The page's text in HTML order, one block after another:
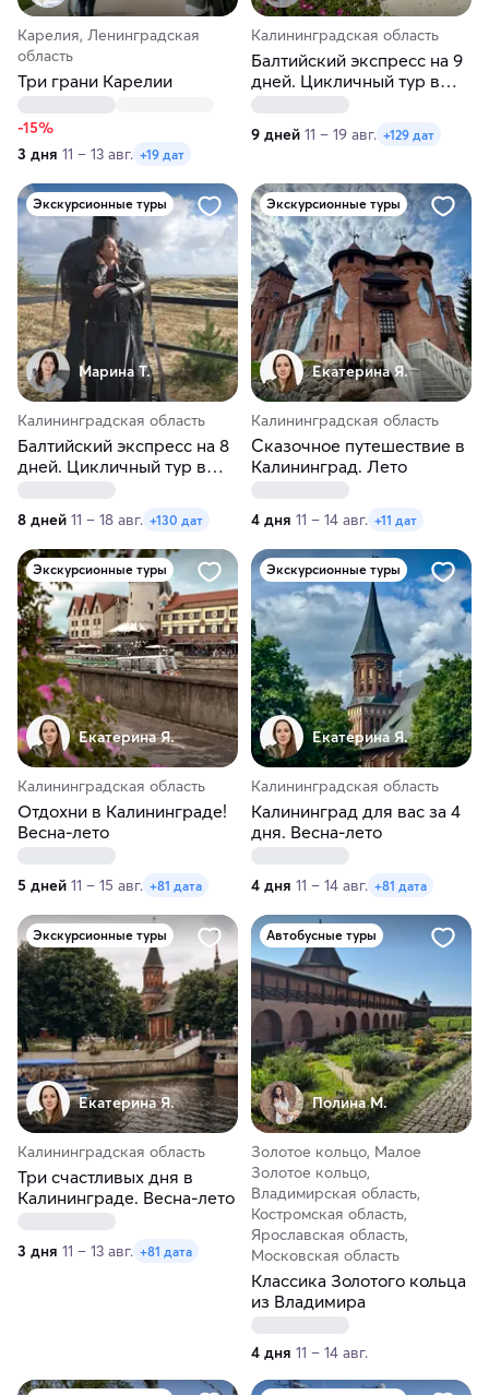
Карелия, Ленинградская
область
Три грани Карелии
-15%
3 дня 11 – 13 авг. +19 дат
Калининградская область
Балтийский экспресс на 9
дней. Цикличный тур в
9 дней 11 – 19 авг. +129 дат
Экскурсионные туры
Марина Т.
Калининградская область
Балтийский экспресс на 8
дней. Цикличный тур в
8 дней 11 – 18 авг. +130 дат
Экскурсионные туры
Екатерина Я.
Калининградская область
Сказочное путешествие в
Калининград. Лето
4 дня 11 – 14 авг. +11 дат
Экскурсионные туры
Екатерина Я.
Калининградская область
Отдохни в Калининграде!
Весна-лето
5 дней 11 – 15 авг. +81 дата
Экскурсионные туры
Екатерина Я.
Калининградская область
Калининград для вас за 4
дня. Весна-лето
4 дня 11 – 14 авг. +81 дата
Экскурсионные туры
Екатерина Я.
Калининградская область
Три счастливых дня в
Калининграде. Весна-лето
3 дня 11 – 13 авг. +81 дата
Автобусные туры
Полина М.
Золотое кольцо, Малое
Золотое кольцо,
Владимирская область,
Костромская область,
Ярославская область,
Московская область
Классика Золотого кольца
из Владимира
4 дня 11 – 14 авг.